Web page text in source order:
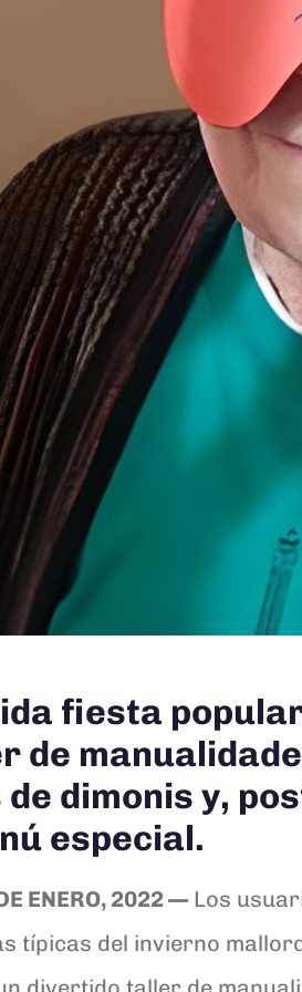
fiesta
de
dimonis y,
especial.
ENERO, 2022 —Los
típicas del invierno